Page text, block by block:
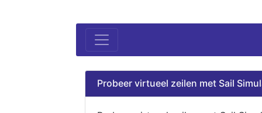
Probeer virtueel zeilen met Sail